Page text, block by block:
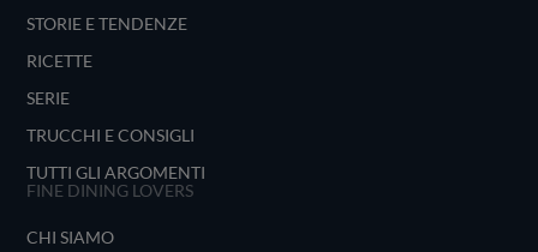
STORIE E TENDENZE
RICETTE
SERIE
TRUCCHI E CONSIGLI
TUTTI GLI ARGOMENTI
FINE DINING LOVERS
CHI SIAMO